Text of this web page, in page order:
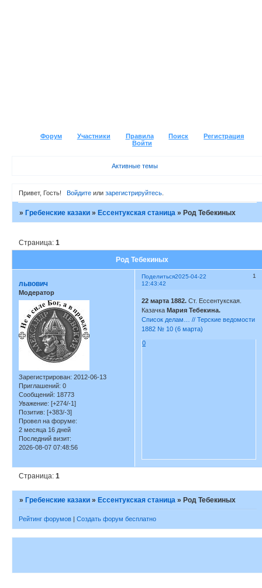
Форум Участники Правила Поиск
Регистрация
Войти
Активные темы
Привет, Гость! Войдитеили зарегистрируйтесь.
»Гребенские казаки »Ессентукская станица »Род Тебекиных
Род Тебекиных
Страница:1
Поделиться 1
2025-04-22
12:43:42
львович
Модератор
Зарегистрирован: 2012-06-13
Приглашений: 0
Сообщений: 18773
Уважение: [+274/-1]
Позитив: [+383/-3]
Провел на форуме:
2 месяца 16 дней
Последний визит:
2026-08-07 07:48:56
22 марта 1882. Ст. Ессентукская.
КазачкаМария Тебекина.
Список делам… // Терские ведомости
1882 № 10 (6 марта)
0
Страница:1
» Гребенские казаки » Ессентукская станица » Род Тебекиных
Рейтинг форумов | Создать форум бесплатно